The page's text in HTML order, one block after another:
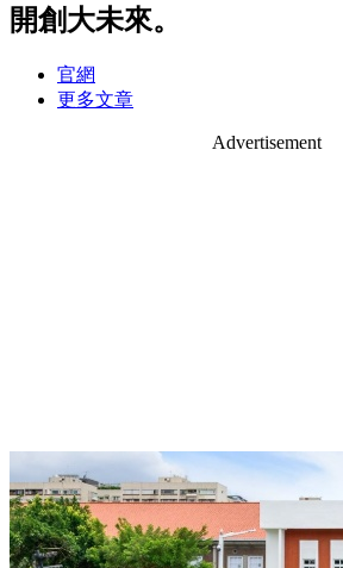
開創大未來。
官網
更多文章
Advertisement